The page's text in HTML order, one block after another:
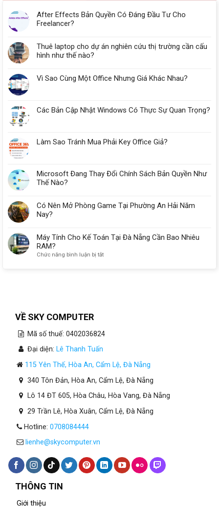
After Effects Bản Quyền Có Đáng Đầu Tư Cho
Freelancer?
Thuê laptop cho dự án nghiên cứu thị trường cần cấu
hình như thế nào?
Vì Sao Cùng Một Office Nhưng Giá Khác Nhau?
Các Bản Cập Nhật Windows Có Thực Sự Quan Trọng?
Làm Sao Tránh Mua Phải Key Office Giả?
Microsoft Đang Thay Đổi Chính Sách Bản Quyền Như
Thế Nào?
Có Nên Mở Phòng Game Tại Phường An Hải Năm
Nay?
Máy Tính Cho Kế Toán Tại Đà Nẵng Cần Bao Nhiêu
RAM?
Chức năng bình luận bị tắtở
Bao
VỀ SKY COMPUTER
Mã số thuế: 0402036824
Đại diện: Lê Thanh Tuấn
115 Yên Thế, Hòa An, Cẩm Lệ, Đà Nẵng
340 Tôn Đản, Hòa An, Cẩm Lệ, Đà Nẵng
Lô 14 ĐT 605, Hòa Châu, Hòa Vang, Đà Nẵng
29 Trần Lê, Hòa Xuân, Cẩm Lệ, Đà Nẵng
Hotline: 0708084444
lienhe@skycomputer.vn
THÔNG TIN
Giới thiệu